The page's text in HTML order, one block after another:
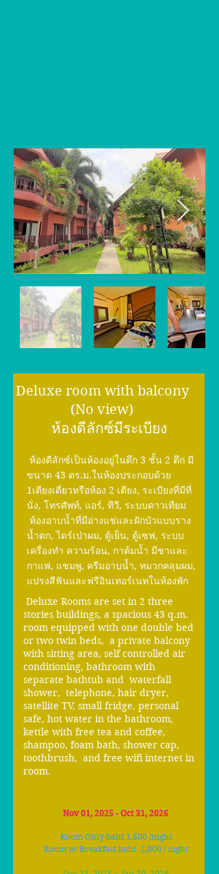
Deluxe room with balcony
(No view)
ห้องดีลักซ์มีระเบียง
ห้องดีลักซ์เป็นห้องอยู่ในตึก 3 ชั้น 2 ตึก มี
ขนาด 43 ตร.ม.ในห้องประกอบด้วย
1เตียงเดี่ยวหรือห้อง 2 เตียง, ระเบียงที่มีที่
นั่ง, โทรศัพท์, แอร์, ทีวี, ระบบดาวเทียม
ห้องอาบน้ำที่มีอ่างแช่และฝักบัวแบบราง
น้ำตก, ไดร์เป่าผม, ตู้เย็น, ตู้เซฟ, ระบบ
เครื่องทำ ความร้อน, กาต้มน้ำ มีชาและ
กาแฟ, แชมพู, ครีมอาบน้ำ, หมวกคลุมผม,
แปรงสีฟันและฟรีอินเทอร์เนทในห้องพัก
Deluxe Rooms are set in 2 three
stories buildings, a spacious 43 q.m.
room equipped with one double bed
or two twin beds, a private balcony
with sitting area, self controlled air
conditioning, bathroom with
separate bathtub and waterfall
shower, telephone, hair dryer,
satellite TV, small fridge, personal
safe, hot water in the bathroom,
kettle with free tea and coffee,
shampoo, foam bath, shower cap,
toothbrush, and free wifi internet in
room.
Nov 01, 2025 - Oct 31, 2026
Room Only baht 1,600 /night
Room w/ Breakfast baht 2,000 / night